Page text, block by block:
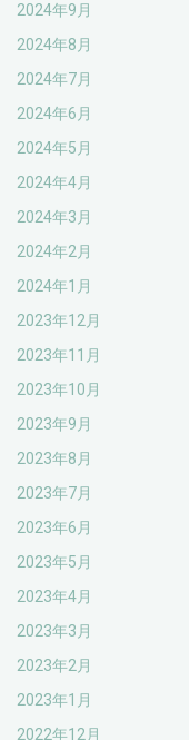
2024年9月
2024年8月
2024年7月
2024年6月
2024年5月
2024年4月
2024年3月
2024年2月
2024年1月
2023年12月
2023年11月
2023年10月
2023年9月
2023年8月
2023年7月
2023年6月
2023年5月
2023年4月
2023年3月
2023年2月
2023年1月
2022年12月